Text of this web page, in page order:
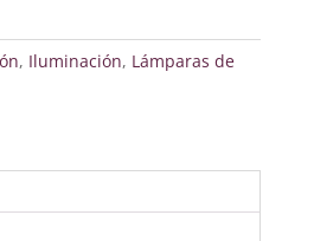
, Iluminación, Lámparas de